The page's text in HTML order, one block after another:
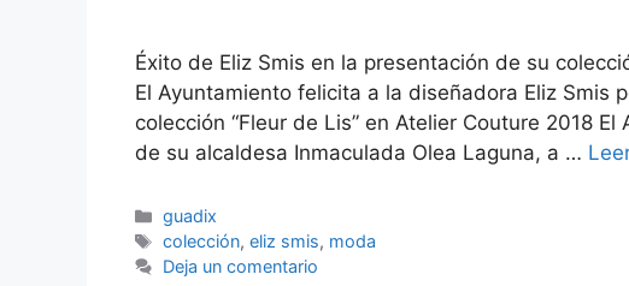
Éxito de Eliz Smis en la presentación de su
El Ayuntamiento felicita a la diseñadora Eliz Smis
colección “Fleur de Lis” en Atelier Couture 2018
de su alcaldesa Inmaculada Olea Laguna, a …
Categorías
guadix
Etiquetas
colección,eliz smis, moda
Deja un comentario